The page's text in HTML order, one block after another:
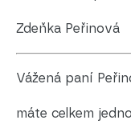
Zdeňka Peřinová
Vážená paní
máte celkem